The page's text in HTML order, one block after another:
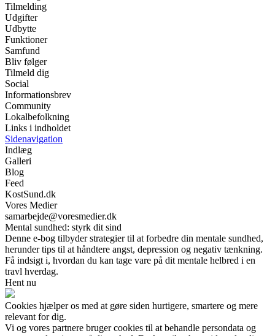
Tilmelding
Udgifter
Udbytte
Funktioner
Samfund
Bliv følger
Tilmeld dig
Social
Informationsbrev
Community
Lokalbefolkning
Links i indholdet
Sidenavigation
Indlæg
Galleri
Blog
Feed
KostSund.dk
Vores Medier
samarbejde@voresmedier.dk
Mental sundhed: styrk dit sind
Denne e-bog tilbyder strategier til at forbedre din mentale sundhed,
herunder tips til at håndtere angst, depression og negativ tænkning.
Få indsigt i, hvordan du kan tage vare på dit mentale helbred i en
travl hverdag.
Hent nu
Cookies hjælper os med at gøre siden hurtigere, smartere og mere
relevant for dig.
Vi og vores partnere bruger cookies til at behandle persondata og